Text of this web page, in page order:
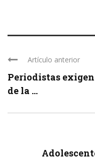
Artículo anterior
Periodistas
de la ...